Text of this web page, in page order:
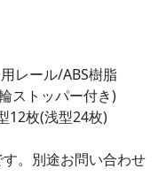
レール/ABS樹脂
ストッパー付き)
12枚(浅型24枚)
。別途お問い合わせ